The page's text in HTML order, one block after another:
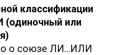
классификации
или
о союзе ЛИ...ИЛИ